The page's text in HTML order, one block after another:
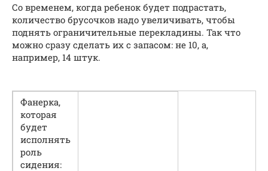
Со временем, когда ребенок будет подрастать,
количество брусочков надо увеличивать, чтобы
поднять ограничительные перекладины. Так что
можно сразу сделать их с запасом: не 10, а,
например, 14 штук.
Фанерка,
которая
будет
исполнять
роль
сидения: